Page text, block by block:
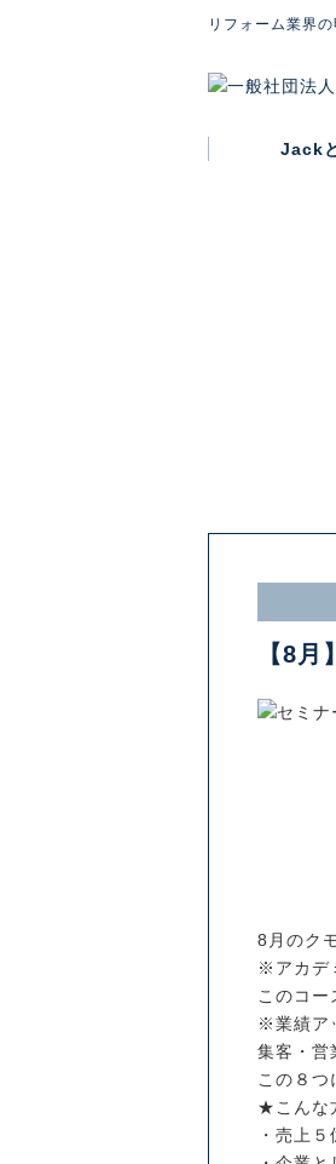
リフォーム業界
Jack
【8
8月のク
※アカデ
このコー
※業績ア
集客・営
この８つ
★こんな
・売上